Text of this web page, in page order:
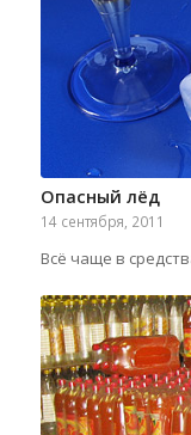
Опасный лёд
14 сентября, 2011
Всё чаще в